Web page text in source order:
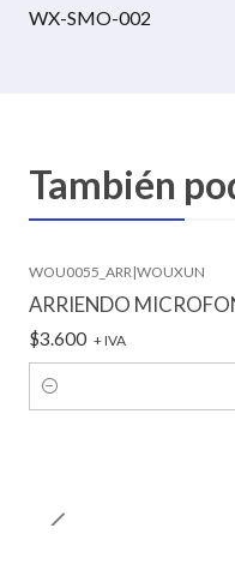
WX-SMO-002
También
WOU0055_ARR |WOUXUN
ARRIENDO
$3.600 + IVA
Cantidad